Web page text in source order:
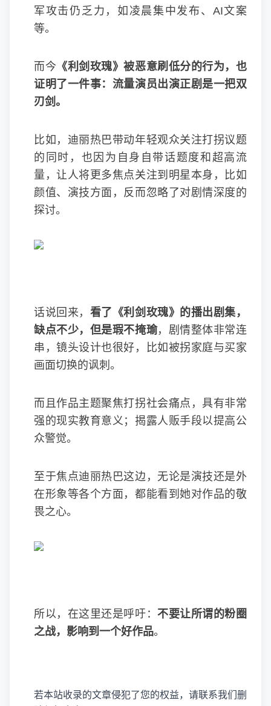
军攻击仍乏力，如凌晨集中发布、AI文案
等。
而今 《利剑玫瑰》被恶意刷低分的行为，也
证明了一件事：流量演员出演正剧是一把双
刃剑。
比如，迪丽热巴带动年轻观众关注打拐议题
的同时，也因为自身自带话题度和超高流
量，让人将更多焦点关注到明星本身，比如
颜值、演技方面，反而忽略了对剧情深度的
探讨。
话说回来， 看了《利剑玫瑰》的播出剧集，
缺点不少，但是瑕不掩瑜，剧情整体非常连
串，镜头设计也很好，比如被拐家庭与买家
画面切换的讽刺。
而且作品主题聚焦打拐社会痛点，具有非常
强的现实教育意义；揭露人贩手段以提高公
众警觉。
至于焦点迪丽热巴这边，无论是演技还是外
在形象等各个方面，都能看到她对作品的敬
畏之心。
所以，在这里还是呼吁： 不要让所谓的粉圈
之战，影响到一个好作品。
若本站收录的文章侵犯了您的权益，请联系我们删